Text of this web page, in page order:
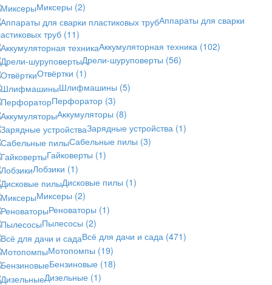
Миксеры (2)
Аппараты для сварки
труб (11)
Аккумуляторная техника (102)
Дрели-шуруповерты (56)
Отвёртки (1)
Шлифмашины (5)
Перфоратор (3)
Аккумуляторы (8)
Зарядные устройства (1)
Сабельные пилы (3)
Гайковерты (1)
Лобзики (1)
Дисковые пилы (1)
Миксеры (2)
Реноваторы (1)
Пылесосы (2)
Всё для дачи и сада (471)
Мотопомпы (19)
Бензиновые (18)
Дизельные (1)